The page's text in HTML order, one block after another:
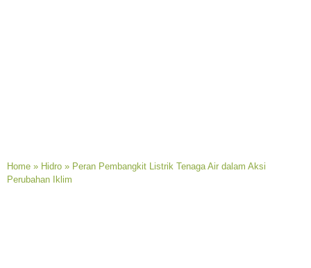
Home » Hidro » Peran Pembangkit Listrik Tenaga Air dalam Aksi
Perubahan Iklim